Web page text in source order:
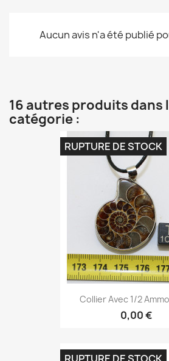
Aucun avis n'a été publié
16 autres produits dans
catégorie :
Collier Avec 1/2
0,00 €
RUPTURE DE STOCK